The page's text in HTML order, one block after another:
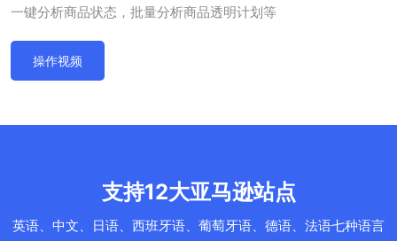
一键分析商品状态，批量分析商品透明计划等
操作视频
支持12大亚马逊站点
英语、中文、日语、西班牙语、葡萄牙语、德语、法语七种语言